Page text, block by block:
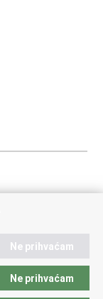
Ne prihvaćam
Ne prihvaćam